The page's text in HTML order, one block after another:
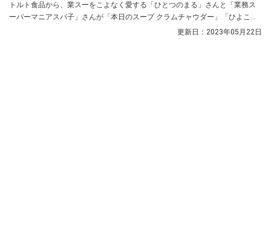
トルト食品から、業スーをこよなく愛する「ひとつのまる」さんと「業務ス
ーパーマニアスパ子」さんが「本日のスープ クラムチャウダー」「ひよこ豆
のヴィーガンカレー」「本格四川麻婆豆腐の素」を紹介してくれました。レ
更新日： 2023年05月22日